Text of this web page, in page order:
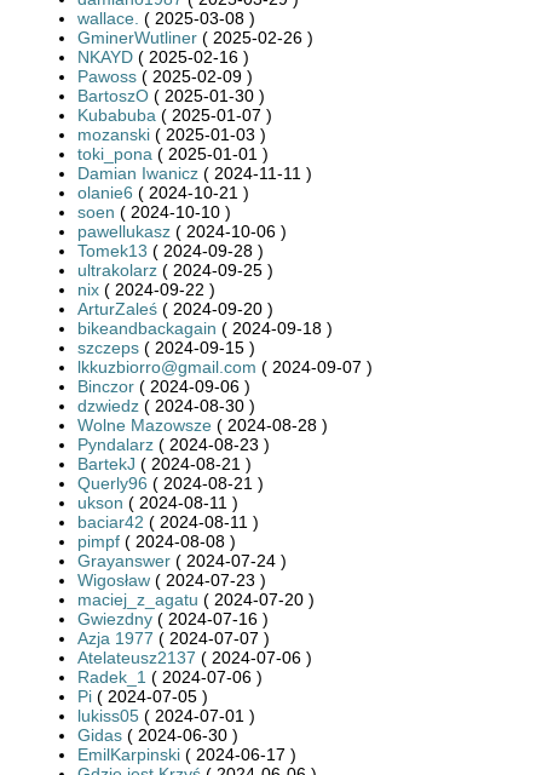
wallace. ( 2025-03-08 )
GminerWutliner ( 2025-02-26 )
NKAYD ( 2025-02-16 )
Pawoss ( 2025-02-09 )
BartoszO ( 2025-01-30 )
Kubabuba ( 2025-01-07 )
mozanski ( 2025-01-03 )
toki_pona ( 2025-01-01 )
Damian Iwanicz ( 2024-11-11 )
olanie6 ( 2024-10-21 )
soen ( 2024-10-10 )
pawellukasz ( 2024-10-06 )
Tomek13 ( 2024-09-28 )
ultrakolarz ( 2024-09-25 )
nix ( 2024-09-22 )
ArturZaleś ( 2024-09-20 )
bikeandbackagain ( 2024-09-18 )
szczeps ( 2024-09-15 )
lkkuzbiorro@gmail.com ( 2024-09-07 )
Binczor ( 2024-09-06 )
dzwiedz ( 2024-08-30 )
Wolne Mazowsze ( 2024-08-28 )
Pyndalarz ( 2024-08-23 )
BartekJ ( 2024-08-21 )
Querly96 ( 2024-08-21 )
ukson ( 2024-08-11 )
baciar42 ( 2024-08-11 )
pimpf ( 2024-08-08 )
Grayanswer ( 2024-07-24 )
Wigosław ( 2024-07-23 )
maciej_z_agatu ( 2024-07-20 )
Gwiezdny ( 2024-07-16 )
Azja 1977 ( 2024-07-07 )
Atelateusz2137 ( 2024-07-06 )
Radek_1 ( 2024-07-06 )
Pi ( 2024-07-05 )
lukiss05 ( 2024-07-01 )
Gidas ( 2024-06-30 )
EmilKarpinski ( 2024-06-17 )